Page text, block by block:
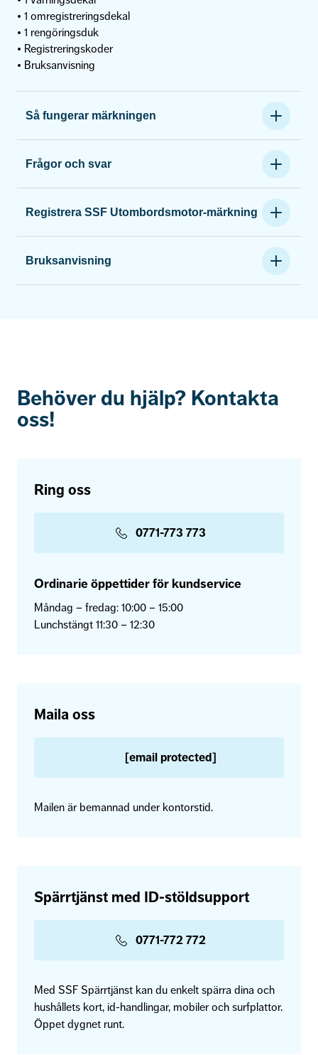
• 1 omregistreringsdekal
• 1 rengöringsduk
• Registreringskoder
• Bruksanvisning
Så fungerar märkningen
Frågor och svar
Registrera SSF Utombordsmotor-märkning
Bruksanvisning
Behöver du hjälp? Kontakta
oss!
Ring oss
0771-773 773
Ordinarie öppettider för kundservice
Måndag – fredag: 10:00 – 15:00
Lunchstängt 11:30 – 12:30
Maila oss
[email protected]
Mailen är bemannad under kontorstid.
Spärrtjänst med ID-stöldsupport
0771-772 772
Med SSF Spärrtjänst kan du enkelt spärra dina och
hushållets kort, id-handlingar, mobiler och surfplattor.
Öppet dygnet runt.